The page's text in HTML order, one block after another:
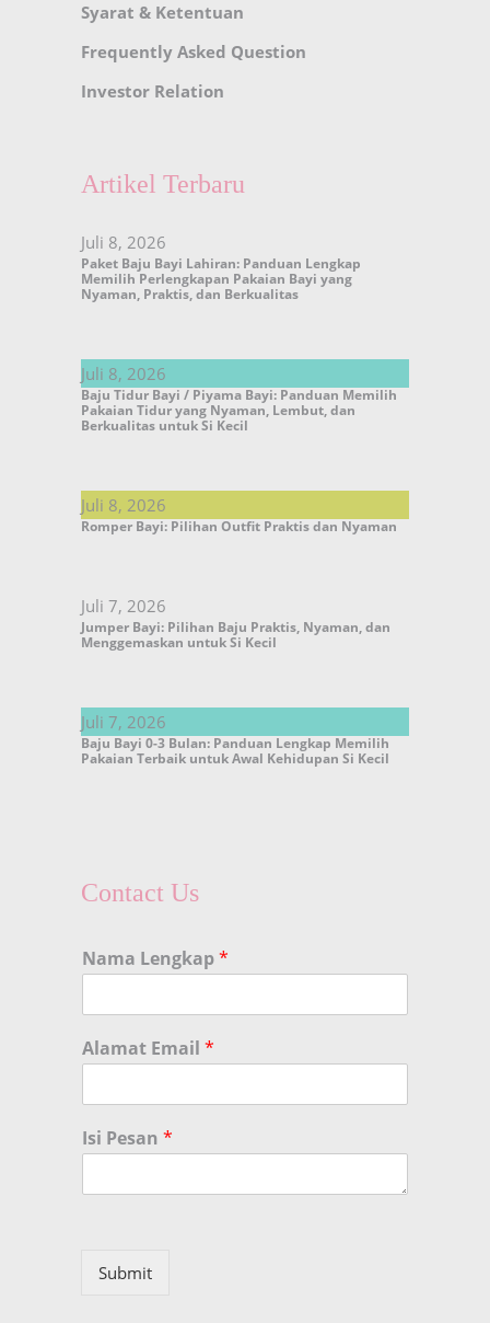
Syarat & Ketentuan
Frequently Asked Question
Investor Relation
Artikel Terbaru
Juli 8, 2026
Paket Baju Bayi Lahiran: Panduan Lengkap
Memilih Perlengkapan Pakaian Bayi yang
Nyaman, Praktis, dan Berkualitas
Juli 8, 2026
Baju Tidur Bayi / Piyama Bayi: Panduan Memilih
Pakaian Tidur yang Nyaman, Lembut, dan
Berkualitas untuk Si Kecil
Juli 8, 2026
Romper Bayi: Pilihan Outfit Praktis dan Nyaman
Juli 7, 2026
Jumper Bayi: Pilihan Baju Praktis, Nyaman, dan
Menggemaskan untuk Si Kecil
Juli 7, 2026
Baju Bayi 0-3 Bulan: Panduan Lengkap Memilih
Pakaian Terbaik untuk Awal Kehidupan Si Kecil
Contact Us
Nama Lengkap*
Alamat Email *
Isi Pesan *
Submit